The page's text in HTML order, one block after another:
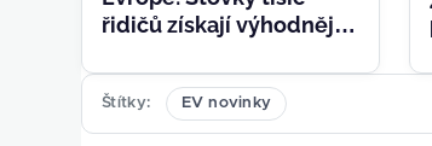
řidičů získají výhodnější
elektromobilům
Štítky EV novinky